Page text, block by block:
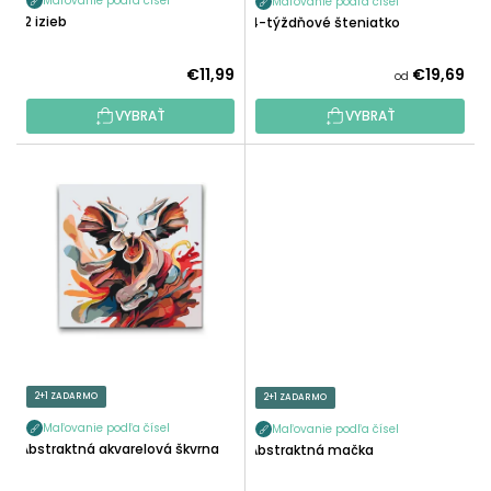
VT12 izieb
€11,99
VYBRAŤ
4-týždňové šteniatko
od €19,69
VYBRAŤ
2+1 ZADARMO
Maľovanie podľa čísel
Abstraktná akvarelová škvrna
2+1 ZADARMO
Maľovanie podľa čísel
Abstraktná mačka